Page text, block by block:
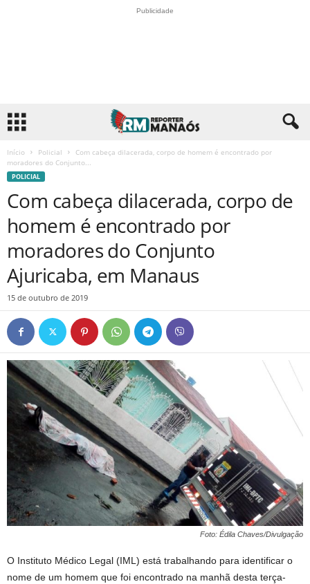
Publicidade
Início Policial
Com cabeça dilacerada, corpo de homem é encontrado por
moradores do Conjunto...
POLICIAL
Com cabeça dilacerada, corpo de
homem é encontrado por
moradores do Conjunto
Ajuricaba, em Manaus
15 de outubro de 2019
Foto: Édila Chaves/Divulgação
O Instituto Médico Legal (IML) está trabalhando para identificar o
nome de um homem que foi encontrado na manhã desta terça-